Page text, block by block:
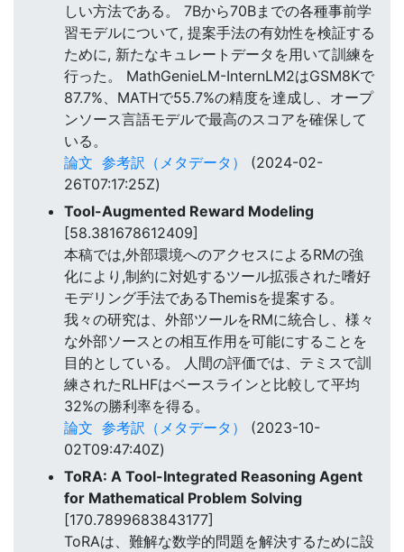
しい方法である。 7Bから70Bまでの各種事前学
習モデルについて, 提案手法の有効性を検証する
ために, 新たなキュレートデータを用いて訓練を
行った。 MathGenieLM-InternLM2はGSM8Kで
87.7%、MATHで55.7%の精度を達成し、オープ
ンソース言語モデルで最高のスコアを確保して
いる。
論文 参考訳（メタデータ）
(2024-02-
26T07:17:25Z)
Tool-Augmented Reward Modeling
[58.381678612409]
本稿では,外部環境へのアクセスによるRMの強
化により,制約に対処するツール拡張された嗜好
モデリング手法であるThemisを提案する。
我々の研究は、外部ツールをRMに統合し、様々
な外部ソースとの相互作用を可能にすることを
目的としている。 人間の評価では、テミスで訓
練されたRLHFはベースラインと比較して平均
32%の勝利率を得る。
論文 参考訳（メタデータ）
(2023-10-
02T09:47:40Z)
ToRA: A Tool-Integrated Reasoning Agent
for Mathematical Problem Solving
[170.7899683843177]
ToRAは、難解な数学的問題を解決するために設